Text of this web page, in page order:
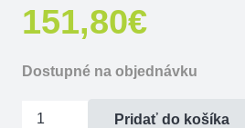
151,80€
Dostupné na objednávku
množstvo
Pridať do košíka